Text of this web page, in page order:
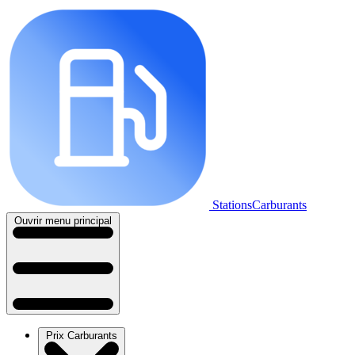
StationsCarburants
Ouvrir menu principal
Prix Carburants